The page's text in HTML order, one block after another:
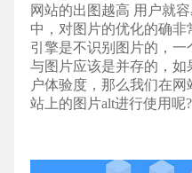
网站的出图越高 用户就
中，对图片的优化的确
引擎是不识别图片的，
与图片应该是并存的，如
户体验度，那么我们在网
站上的图片alt进行使用呢?